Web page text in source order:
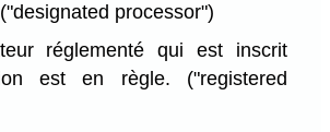
("designated processor")
réglementé qui est inscrit
est en règle. ("registered